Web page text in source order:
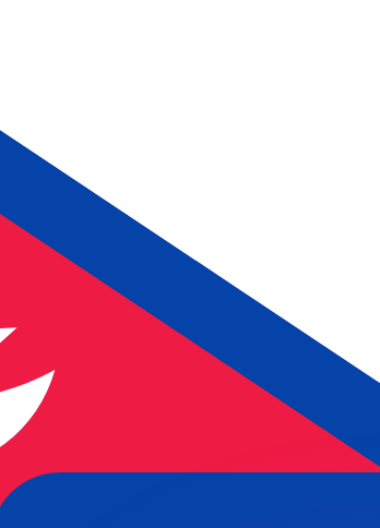
优惠的汇率。
考。您仅款仅不会仅得此仅率。
仅看仅款仅率。